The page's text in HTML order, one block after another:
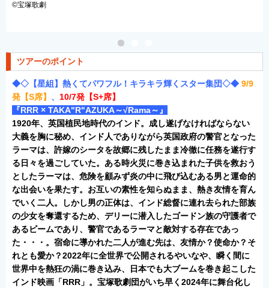
©宝塚歌劇
ツアーのポイント
◆◇【星組】熱くてパワフル！キラキラ輝くスター集団◇◆ 9/9
発【S席】 、 10/7発【S+席】
『RRR × TAKA"R"AZUKA～√Rama～ 』
1920年、英国植民地時代のインド。成し遂げなければならない
大義を胸に秘め、インド人でありながら英国政府の警官となった
ラーマは、許嫁のシータを故郷に残したまま冷徹に任務を遂行す
る日々を過ごしていた。ある時火災に巻き込まれた子供を救おう
としたラーマは、危険を顧みず炎の中に飛び込むある男と運命的
な出会いを果たす。お互いの素性を知らぬまま、熱き友情を育ん
でいく二人。しかし男の正体は、インド総督に連れ去られた部族
の少女を奪還するため、デリーに潜入したゴードン族の守護者で
あるビームであり、警官であるラーマと敵対する存在であっ
た・・・。宿命に導かれた二人が進む先は、友情か？使命か？そ
れとも愛か？2022年に全世界で公開されるやいなや、瞬く間に
世界中を熱狂の渦に巻き込み、日本でも大ブームを巻き起こした
インド映画「RRR」。宝塚歌劇団がいち早く2024年に舞台化し